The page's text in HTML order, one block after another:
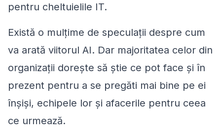
pentru cheltuielile IT.
Există o mulțime de speculații despre cum
va arată viitorul AI. Dar majoritatea celor din
organizații dorește să știe ce pot face și în
prezent pentru a se pregăti mai bine pe ei
înșiși, echipele lor și afacerile pentru ceea
ce urmează.